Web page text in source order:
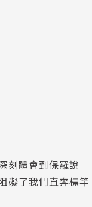
刻體會到保羅說
礙了我們直奔標竿